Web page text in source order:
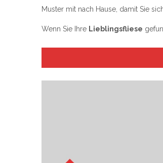
Muster mit nach Hause, damit Sie
Wenn Sie Ihre Lieblingsfliese